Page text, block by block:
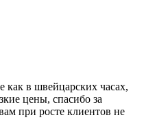
как в швейцарских часах,
цены, спасибо за
при росте клиентов не